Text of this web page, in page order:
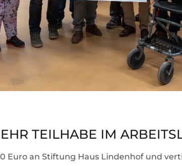
TEILHABE IM
Euro an Stiftung Haus Lindenhof und